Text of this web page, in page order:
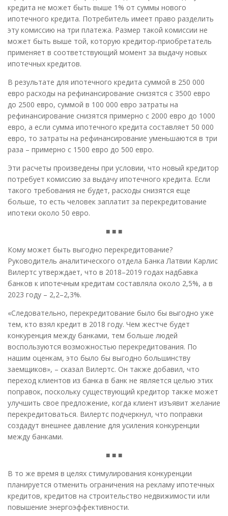
кредита не может быть выше 1% от суммы нового
ипотечного кредита. Потребитель имеет право разделить
эту комиссию на три платежа. Размер такой комиссии не
может быть выше той, которую кредитор-приобретатель
применяет в соответствующий момент за выдачу новых
ипотечных кредитов.
В результате для ипотечного кредита суммой в 250 000
евро расходы на рефинансирование снизятся с 3500 евро
до 2500 евро, суммой в 100 000 евро затраты на
рефинансирование снизятся примерно с 2000 евро до 1000
евро, а если сумма ипотечного кредита составляет 50 000
евро, то затраты на рефинансирование уменьшаются в три
раза – примерно с 1500 евро до 500 евро.
Эти расчеты произведены при условии, что новый кредитор
потребует комиссию за выдачу ипотечного кредита. Если
такого требования не будет, расходы снизятся еще
больше, то есть человек заплатит за перекредитование
ипотеки около 50 евро.
■ ■ ■
Кому может быть выгодно перекредитование?
Руководитель аналитического отдела Банка Латвии Карлис
Вилертс утверждает, что в 2018–2019 годах надбавка
банков к ипотечным кредитам составляла около 2,5%, а в
2023 году – 2,2–2,3%.
«Следовательно, перекредитование было бы выгодно уже
тем, кто взял кредит в 2018 году. Чем жестче будет
конкуренция между банками, тем больше людей
воспользуются возможностью перекредитования. По
нашим оценкам, это было бы выгодно большинству
заемщиков», – сказал Вилертс. Он также добавил, что
переход клиентов из банка в банк не является целью этих
поправок, поскольку существующий кредитор также может
улучшить свое предложение, когда клиент изъявит желание
перекредитоваться. Вилертс подчеркнул, что поправки
создадут внешнее давление для усиления конкуренции
между банками.
■ ■ ■
В то же время в целях стимулирования конкуренции
планируется отменить ограничения на рекламу ипотечных
кредитов, кредитов на строительство недвижимости или
повышение энергоэффективности.